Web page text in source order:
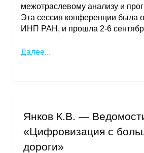
Поступление
О совете
Материалы
межот‎раслевому анализу и
Эта сессия конференции была
ИНП РАН, и прошла 2-6
Далее...
Янков К.В. —
«Цифровизация с
дороги»